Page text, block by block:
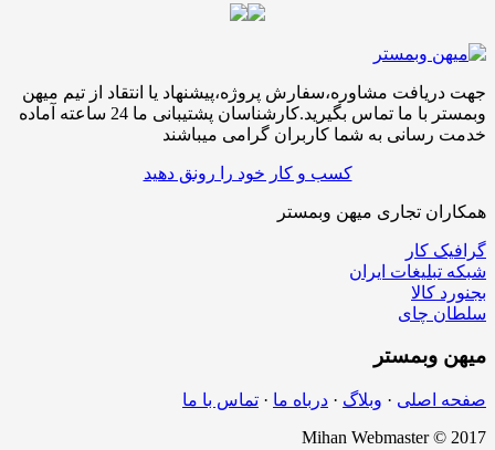
جهت دریافت مشاوره،سفارش پروژه،پیشنهاد یا انتقاد از تیم میهن
وبمستر با ما تماس بگیرید.کارشناسان پشتیبانی ما 24 ساعته آماده
خدمت رسانی به شما کاربران گرامی میباشند
کسب و کار خود را رونق دهید
همکاران تجاری میهن وبمستر
گرافیک کار
شبکه تبلیغات ایران
بجنورد کالا
سلطان چای
میهن وبمستر
صفحه اصلی · وبلاگ · درباه ما · تماس با ما
Mihan Webmaster © 2017